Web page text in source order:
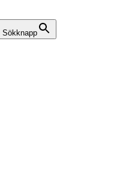
Sökknapp